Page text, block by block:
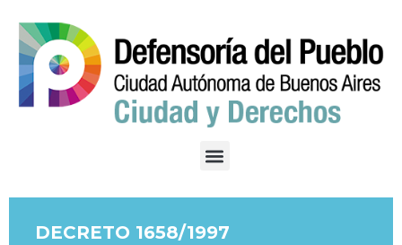
DECRETO 1658/1997